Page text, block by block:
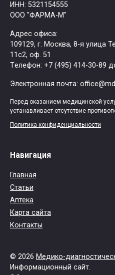
ИНН: 5321154555
ООО "ФАРМА-М"
Адрес офиса:
109129, г. Москва, ​8-я улица
11с2, оф. 51
Tелефон: +7 (495) 414-30-89
Электронная почта:
Перед оказанием медицинской
устанавливает отсутствие
Политика конфиденциальности
Навигация
Главная
Статьи
Аптека
Карта сайта
Контакты
© 2026 Медико-
Информационный сайт.